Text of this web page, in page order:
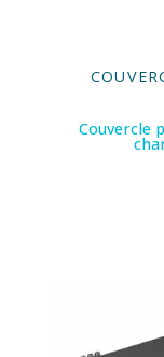
Couvercle